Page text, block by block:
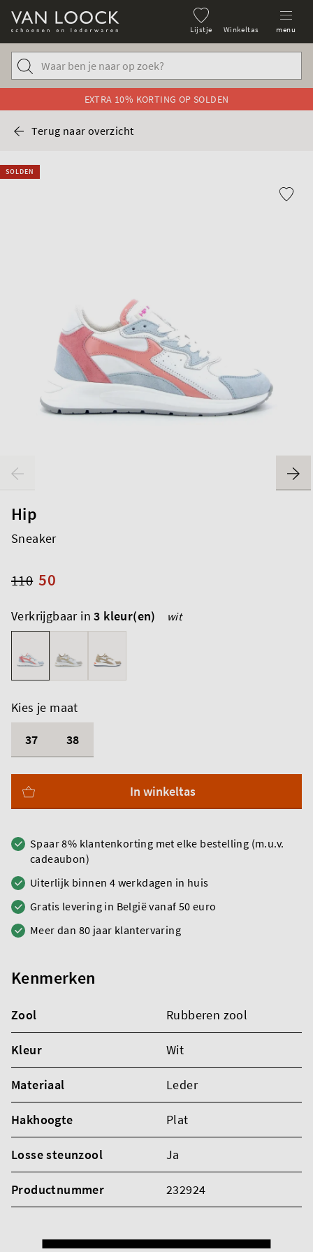
Lijstje Winkeltas menu
EXTRA 10% KORTING OP SOLDEN
Terug naar overzicht
SOLDEN
Hip
Sneaker
50
110
Verkrijgbaar in3 kleur(en) wit
Kies je maat
37
38
In winkeltas
Spaar 8% klantenkorting met elke bestelling (m.u.v.
cadeaubon)
Uiterlijk binnen 4 werkdagen in huis
Gratis levering in België vanaf 50 euro
Meer dan 80 jaar klantervaring
Kenmerken
Zool Rubberen zool
Kleur Wit
Materiaal Leder
Hakhoogte Plat
Losse steunzool Ja
Productnummer 232924